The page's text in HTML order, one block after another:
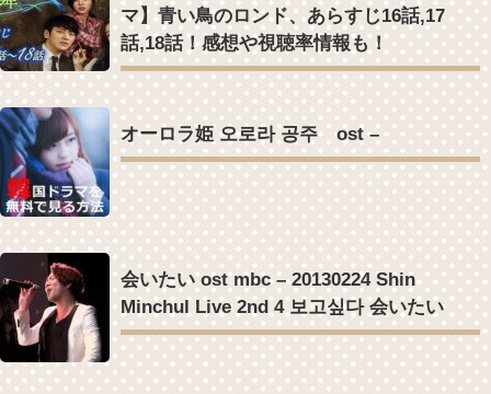
マ】青い鳥のロンド、あらすじ16話,17
話,18話！感想や視聴率情報も！
オーロラ姫 오로라 공주 ost –
会いたい ost mbc – 20130224 Shin
Minchul Live 2nd 4 보고싶다 会いたい